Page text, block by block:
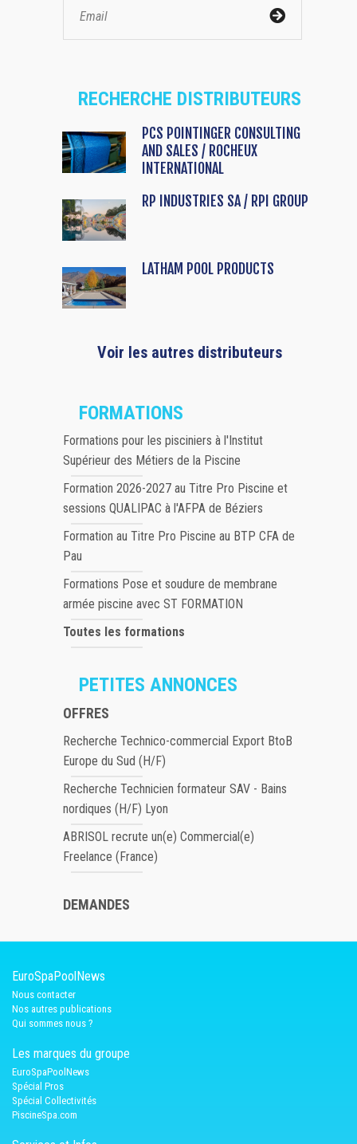
RECHERCHE DISTRIBUTEURS
PCS POINTINGER CONSULTING
AND SALES / ROCHEUX
INTERNATIONAL
RP INDUSTRIES SA / RPI GROUP
LATHAM POOL PRODUCTS
Voir les autres distributeurs
FORMATIONS
Formations pour les pisciniers à l'Institut
Supérieur des Métiers de la Piscine
Formation 2026-2027 au Titre Pro Piscine et
sessions QUALIPAC à l'AFPA de Béziers
Formation au Titre Pro Piscine au BTP CFA de
Pau
Formations Pose et soudure de membrane
armée piscine avec ST FORMATION
Toutes les formations
PETITES ANNONCES
OFFRES
Recherche Technico-commercial Export BtoB
Europe du Sud (H/F)
Recherche Technicien formateur SAV - Bains
nordiques (H/F) Lyon
ABRISOL recrute un(e) Commercial(e)
Freelance (France)
DEMANDES
EuroSpaPoolNews
Nous contacter
Nos autres publications
Qui sommes nous ?
Les marques du groupe
EuroSpaPoolNews
Spécial Pros
Spécial Collectivités
PiscineSpa.com